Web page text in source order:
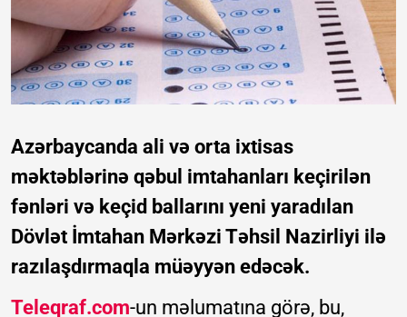
Azərbaycanda ali və orta ixtisas
məktəblərinə qəbul imtahanları keçirilən
fənləri və keçid ballarını yeni yaradılan
Dövlət İmtahan Mərkəzi Təhsil Nazirliyi ilə
razılaşdırmaqla müəyyən edəcək.
Teleqraf.com-un məlumatına görə, bu,